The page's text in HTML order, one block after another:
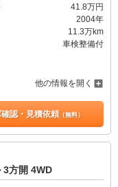
41.8万円
2004年
11.3万km
車検整備付
他の情報を開く
認・見積依頼（無料）
3方開 4WD